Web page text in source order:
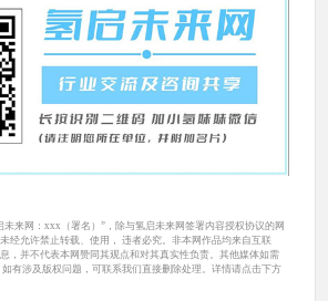
未来网：xxx（署名）”，除与氢启未来网签署内容授权协议的网
经允许禁止转载、使用， 违者必究。非本网作品均来自互联
，并不代表本网赞同其观点和对其真实性负责。其他媒体如需
有涉及版权问题，可联系我们直接删除处理。详情请点击下方